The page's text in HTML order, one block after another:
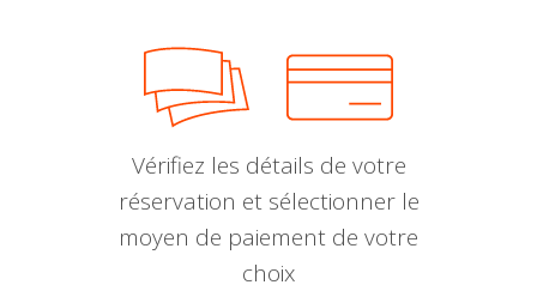
Vérifiez les détails de votre
réservation et sélectionner le
moyen de paiement de votre
choix